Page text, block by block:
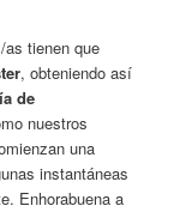
tienen que
, obteniendo así
de
nuestros
una
instantáneas
Enhorabuena a